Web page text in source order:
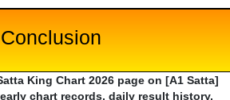
Conclusion
King Chart 2026 page on [A1 Satta]
chart records, daily result history,